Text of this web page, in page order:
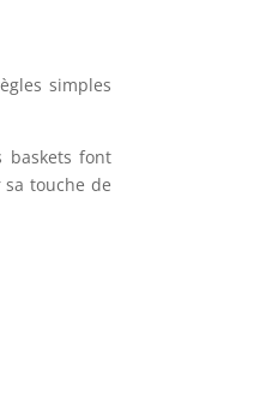
simples
baskets font
touche de